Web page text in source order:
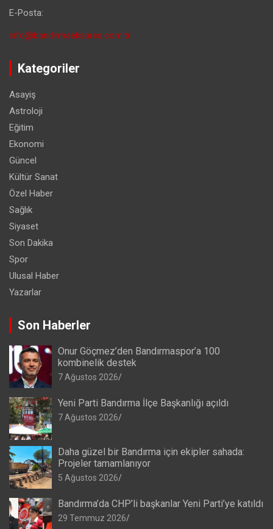
E-Posta:
info@bandirmaekspres.com.tr
Kategoriler
Asayiş
Astroloji
Eğitim
Ekonomi
Güncel
Kültür Sanat
Özel Haber
Sağlık
Siyaset
Son Dakika
Spor
Ulusal Haber
Yazarlar
Son Haberler
Onur Göçmez’den Bandırmaspor’a 100
kombinelik destek
7 Ağustos 2026
Yeni Parti Bandırma İlçe Başkanlığı açıldı
7 Ağustos 2026
Daha güzel bir Bandırma için ekipler sahada:
Projeler tamamlanıyor
5 Ağustos 2026
Bandırma’da CHP’li başkanlar Yeni Parti’ye katıldı
29 Temmuz 2026